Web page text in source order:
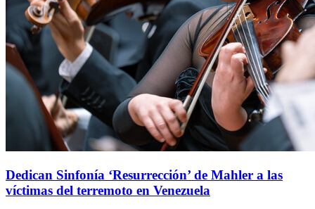
Dedican Sinfonía ‘Resurrección’ de Mahler a las
víctimas del terremoto en Venezuela